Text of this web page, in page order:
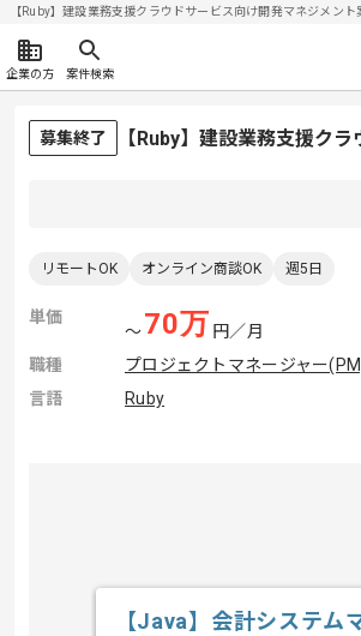
【Ruby】建設業務支援クラウドサービス向け開発マネジメ
企業の方 案件検索
募集終了 【Ruby】建設業務支援ク
リモートOK オンライン商談OK 週5日
単価
〜70万 円／月
職種
プロジェクトマネージャー
言語
Ruby
【Java】会計システム